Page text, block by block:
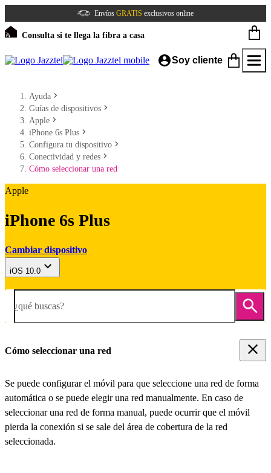
Envíos GRATIS exclusivos online
Consulta si te llega la fibra a casa
Soy cliente
Ayuda
Guías de dispositivos
Apple
iPhone 6s Plus
Configura tu dispositivo
Conectividad y redes
Cómo seleccionar una red
Apple
iPhone 6s Plus
Cambiar dispositivo
iOS 10.0
¿qué buscas?
Cómo seleccionar una red
Se puede configurar el móvil para que seleccione una red de forma
automática o se puede elegir una red manualmente. En caso de
seleccionar una red de forma manual, puede ocurrir que el móvil
pierda la conexión si se sale del área de cobertura de la red
seleccionada.